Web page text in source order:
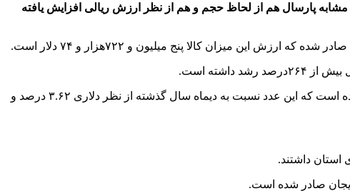
مختلف از این استان و ظرف ۱۰ ماه گذشته امسال نسبت به مدت مشابه پارسال هم از لحاظ حجم و هم از نظر ارزش ریالی افزایش یافته
مدیرکل گمرک کهگیلویه و بویراحمد تصریح کرد: صادرات استان در دیماه امسال ۱۵ هزار و ۵۷۷ تن به ارزش بیش از ۵۰۴ هزار دلار بوده است که این عدد نسبت به دیماه سال گذشته از نظر دلاری ۳.۶۲ درصد و
استان داشتند.
صادر شده است.